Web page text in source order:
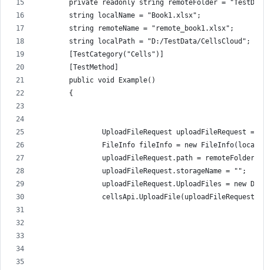
private readonly string remoteFolder =
        string localName = "Book1.xlsx";
        string remoteName = "remote_book1.xlsx";
        string localPath = "D:/TestData/CellsCloud";
        [TestCategory("Cells")]
        [TestMethod]
        public void Example()
        {
UploadFileRequest uploadFileRequest =
FileInfo fileInfo = new
uploadFileRequest.path = remoteFolder
                uploadFileRequest.storageName = "";
uploadFileRequest.UploadFiles = new
                cellsApi.UploadFile(uploadFileRequest);